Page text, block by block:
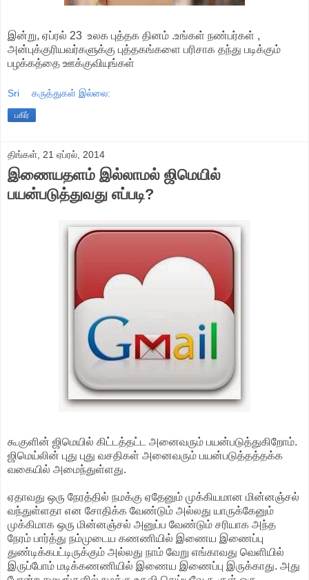
இன்று, ஏப்ரல் 23 உலக புத்தக தினம் .உங்கள் நண்பர்கள் ,
அன்புக்குரியவர்களுக்கு புத்தகங்களை பரிசாக தந்து படிக்கும்
பழக்கத்தை ஊக்குவியுங்கள்
Sri கருத்துகள் இல்லை:
பகிர்
திங்கள், 21 ஏப்ரல், 2014
இணையதளம் இல்லாமல் ஜிமெயில்
பயன்படுத்துவது எப்படி?
கூகுளின் ஜிமெயில் கிட்டத்தட்ட அனைவரும் பயன்படுத்துகிறோம்.
ஜிமெய்லின் புது புது வசதிகள் அனைவரும் பயன்படுத்தத்தக்க
வகையில் அமைந்துள்ளது.
ஏதாவது ஒரு நேரத்தில் நமக்கு ஏதேனும் முக்கியமான மின்னஞ்சல்
வந்துள்ளதா என சோதிக்க வேண்டும் அல்லது யாருக்கேனும்
முக்கிமாக ஒரு மின்னஞ்சல் அனுப்ப வேண்டும் சரியாக அந்த
நேரம் பார்த்து நம்முடைய கணணியில் இணைய இணைப்பு
துண்டிக்கபட்டிருக்கும் அல்லது நாம் வேறு எங்காவது வெளியில்
இருப்போம் மடிக்கணணியில் இணைய இணைப்பு இருக்காது. அது